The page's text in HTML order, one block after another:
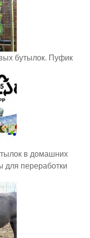
бутылок. Пуфик
в домашних
переработки